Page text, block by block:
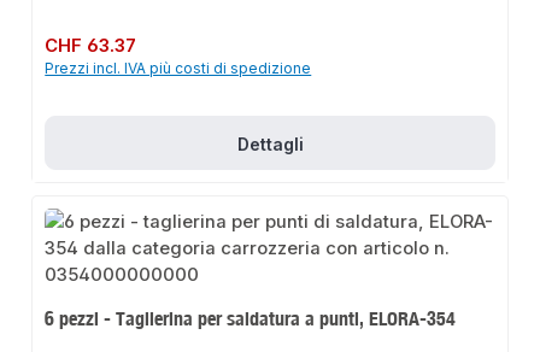
Prezzo normale:
CHF 63.37
Prezzi incl. IVA più costi di spedizione
Dettagli
6 pezzi - Taglierina per saldatura a punti, ELORA-354